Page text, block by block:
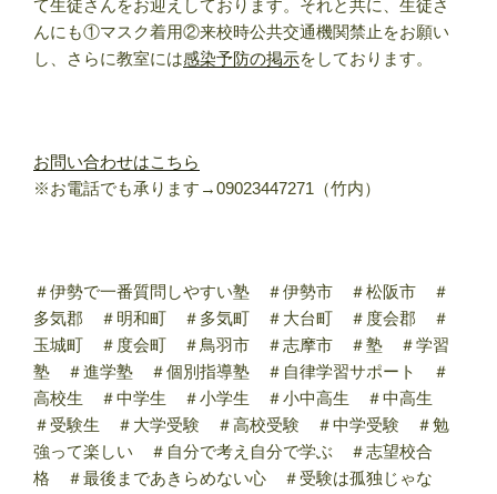
て生徒さんをお迎えしております。それと共に、生徒さ
んにも①マスク着用②来校時公共交通機関禁止をお願い
し、さらに教室には感染予防の掲示をしております。
お問い合わせはこちら
※お電話でも承ります→09023447271（竹内）
＃伊勢で一番質問しやすい塾 ＃伊勢市 ＃松阪市 ＃
多気郡 ＃明和町 ＃多気町 ＃大台町 ＃度会郡 ＃
玉城町 ＃度会町 ＃鳥羽市 ＃志摩市 ＃塾 ＃学習
塾 ＃進学塾 ＃個別指導塾 ＃自律学習サポート ＃
高校生 ＃中学生 ＃小学生 ＃小中高生 ＃中高生
＃受験生 ＃大学受験 ＃高校受験 ＃中学受験 ＃勉
強って楽しい ＃自分で考え自分で学ぶ ＃志望校合
格 ＃最後まであきらめない心 ＃受験は孤独じゃな